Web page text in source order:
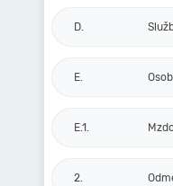
D.
E.
E.1.
2.